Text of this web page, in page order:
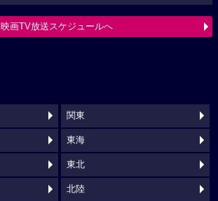
映画TV放送スケジュールへ
関東
東海
東北
北陸